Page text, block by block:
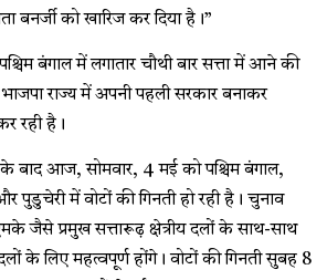
बनर्जी को खारिज कर दिया है।”
बंगाल में लगातार चौथी बार सत्ता में आने की
राज्य में अपनी पहली सरकार बनाकर
रही है।
बाद आज, सोमवार, 4 मई को पश्चिम बंगाल,
में वोटों की गिनती हो रही है। चुनाव
जैसे प्रमुख सत्तारूढ़ क्षेत्रीय दलों के साथ-साथ
के लिए महत्वपूर्ण होंगे। वोटों की गिनती सुबह 8